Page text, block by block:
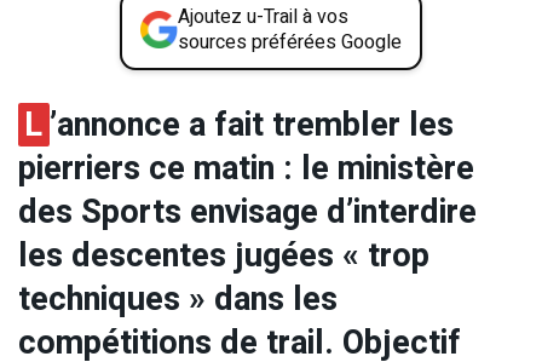
Ajoutez u-Trail à vos
sources préférées Google
L’annonce a fait trembler les
pierriers ce matin : le ministère
des Sports envisage d’interdire
les descentes jugées « trop
techniques » dans les
compétitions de trail. Objectif